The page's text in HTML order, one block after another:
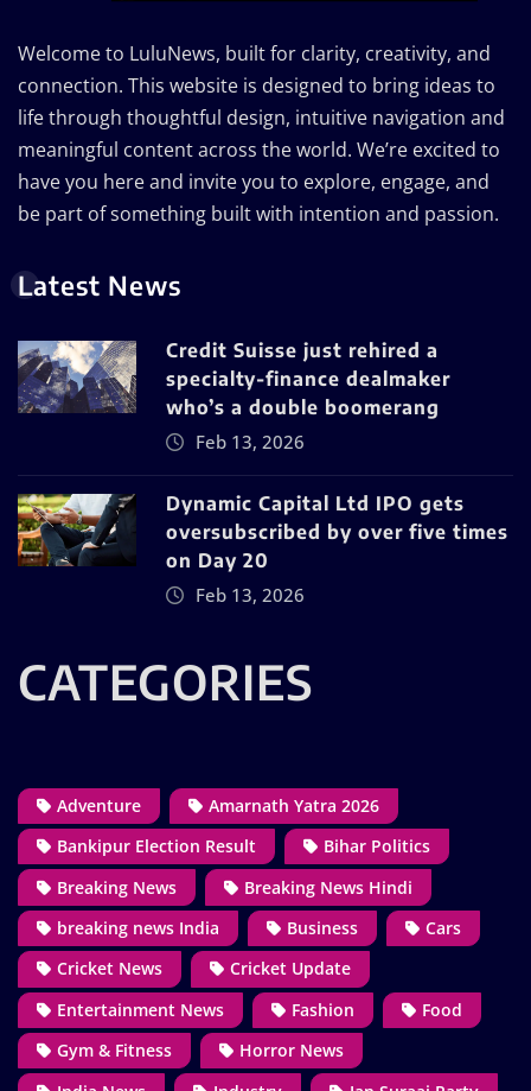
Welcome to LuluNews, built for clarity, creativity, and
connection. This website is designed to bring ideas to
life through thoughtful design, intuitive navigation and
meaningful content across the world. We’re excited to
have you here and invite you to explore, engage, and
be part of something built with intention and passion.
Latest News
Credit Suisse just rehired a
specialty-finance dealmaker
who’s a double boomerang
Feb 13, 2026
Dynamic Capital Ltd IPO gets
oversubscribed by over five times
on Day 20
Feb 13, 2026
CATEGORIES
Adventure
Amarnath Yatra 2026
Bankipur Election Result
Bihar Politics
Breaking News
Breaking News Hindi
breaking news India
Business
Cars
Cricket News
Cricket Update
Entertainment News
Fashion
Food
Gym & Fitness
Horror News